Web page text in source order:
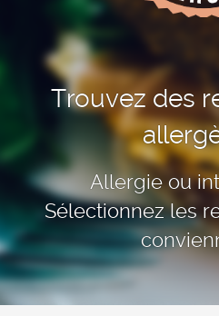
Trouvez des
Allergie ou
Sélectionnez les